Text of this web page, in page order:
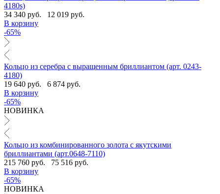
4180s)
34 340 руб.
12 019 руб.
В корзину
-65%
Кольцо из серебра с выращенным бриллиантом (арт. 0243-
4180)
19 640 руб.
6 874 руб.
В корзину
-65%
НОВИНКА
Кольцо из комбинированного золота с якутскими
бриллиантами (арт.0648-7110)
215 760 руб.
75 516 руб.
В корзину
-65%
НОВИНКА